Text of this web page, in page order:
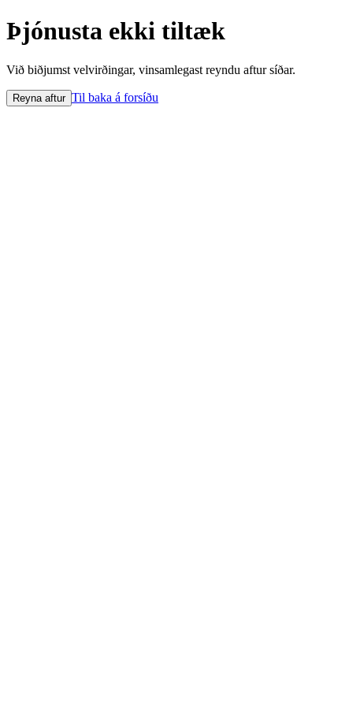
Þjónusta ekki tiltæk
Við biðjumst velvirðingar, vinsamlegast reyndu aftur síðar.
Reyna aftur Til baka á forsíðu